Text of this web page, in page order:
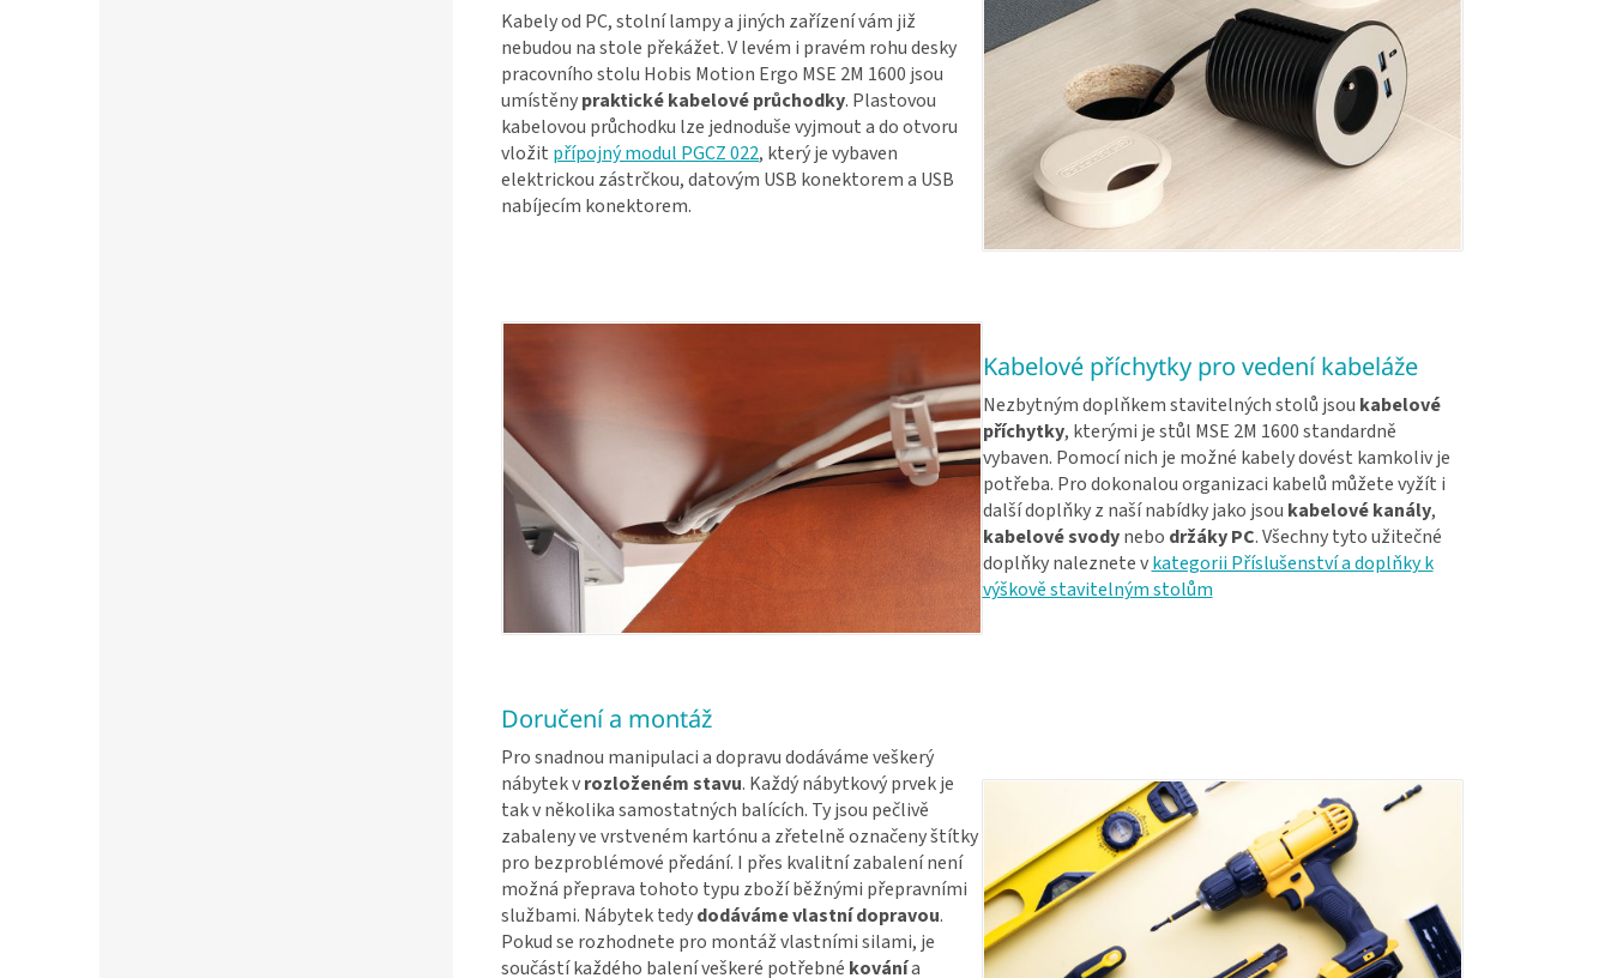
Kabely od PC, stolní lampy a jiných zařízení vám již
nebudou na stole překážet. V levém i pravém rohu desky
pracovního stolu Hobis Motion Ergo MSE 2M 1600 jsou
umístěnypraktické kabelové průchodky. Plastovou
kabelovou průchodku lze jednoduše vyjmout a do otvoru
vložit přípojný modul PGCZ 022, který je vybaven
elektrickou zástrčkou, datovým USB konektorem a USB
nabíjecím konektorem.
Kabelové příchytky pro vedení kabeláže
Nezbytným doplňkem stavitelných stolů jsou kabelové
příchytky, kterými je stůl MSE 2M 1600 standardně
vybaven. Pomocí nich je možné kabely dovést kamkoliv je
potřeba. Pro dokonalou organizaci kabelů můžete vyžít i
další doplňky z naší nabídky jako jsou kabelové kanály,
kabelové svodynebo držáky PC. Všechny tyto užitečné
doplňky naleznete vkategorii Příslušenství a doplňky k
výškově stavitelným stolům
Doručení a montáž
Pro snadnou manipulaci a dopravu dodáváme veškerý
nábytek vrozloženém stavu. Každý nábytkový prvek je
tak v několika samostatných balících. Ty jsou pečlivě
zabaleny ve vrstveném kartónu a zřetelně označeny štítky
pro bezproblémové předání. I přes kvalitní zabalení není
možná přeprava tohoto typu zboží běžnými přepravními
službami. Nábytek tedydodáváme vlastní dopravou.
Pokud se rozhodnete pro montáž vlastními silami, je
součástí každého balení veškeré potřebné kovánía